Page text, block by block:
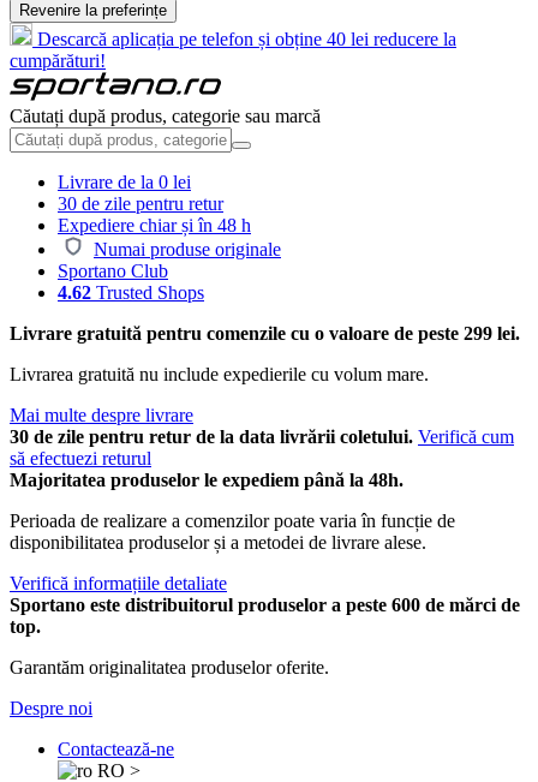
Revenire la preferințe
Descarcă aplicația pe telefon și obține 40 lei reducere la
cumpărături!
Căutați după produs, categorie sau marcă
Livrare de la 0 lei
30 de zile pentru retur
Expediere chiar și în 48 h
Numai produse originale
Sportano Club
4.62 Trusted Shops
Livrare gratuită pentru comenzile cu o valoare de peste 299 lei.
Livrarea gratuită nu include expedierile cu volum mare.
Mai multe despre livrare
30 de zile pentru retur de la data livrării coletului. Verifică cum
să efectuezi returul
Majoritatea produselor le expediem până la 48h.
Perioada de realizare a comenzilor poate varia în funcție de
disponibilitatea produselor și a metodei de livrare alese.
Verifică informațiile detaliate
Sportano este distribuitorul produselor a peste 600 de mărci de
top.
Garantăm originalitatea produselor oferite.
Despre noi
Contactează-ne
RO >